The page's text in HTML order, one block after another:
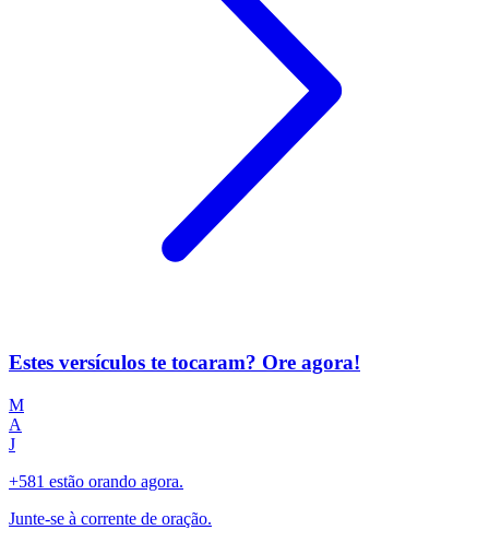
Estes versículos te tocaram? Ore agora!
M
A
J
+581 estão orando agora.
Junte-se à corrente de oração.